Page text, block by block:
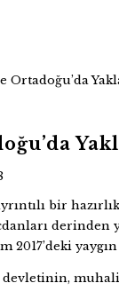
Ortadoğu’da
bir
derinden
2017’deki